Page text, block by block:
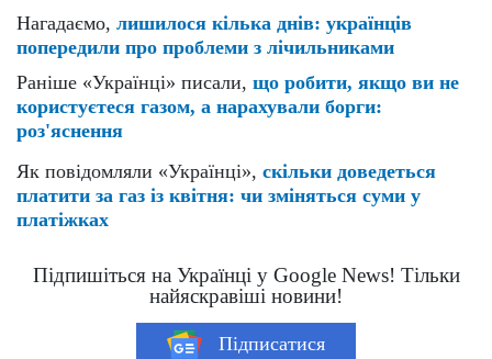
Нагадаємо, лишилося кілька днів: українців
попередили про проблеми з лічильниками
Раніше «Українці» писали, що робити, якщо ви не
користуєтеся газом, а нарахували борги:
роз'яснення
Як повідомляли «Українці», скільки доведеться
платити за газ із квітня: чи зміняться суми у
платіжках
Підпишіться на Українці у Google News! Тільки
найяскравіші новини!
Підписатися